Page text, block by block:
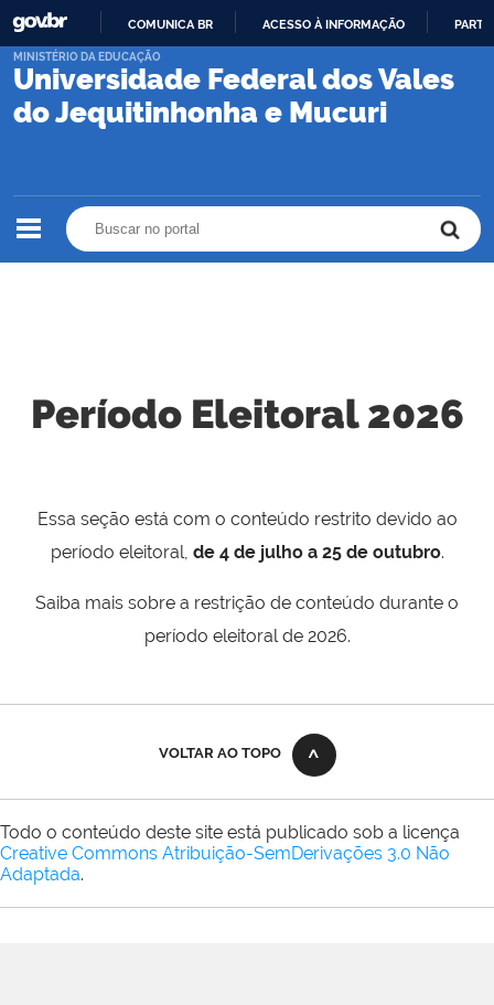
PARA
CONTEÚDO
COMUNICA BR ACESSO À INFORMAÇÃO
Universidade Federal dos Vales
do Jequitinhonha e Mucuri
MINISTÉRIO DA EDUCAÇÃO
Período Eleitoral 2026
Essa seção está com o conteúdo restrito devido ao
período eleitoral, de 4 de julho a 25 de outubro.
Saiba mais sobre a restrição de conteúdo durante o
período eleitoral de 2026.
VOLTAR AO TOPO
Todo o conteúdo deste site está publicado sob a licença
Creative Commons Atribuição-SemDerivações 3.0 Não
Adaptada.